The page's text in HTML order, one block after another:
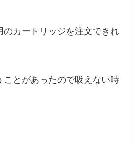
のカートリッジを注文できれ
ことがあったので吸えない時